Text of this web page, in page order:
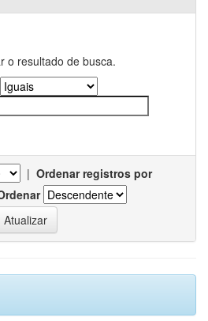
o resultado de busca.
| Ordenar registros por